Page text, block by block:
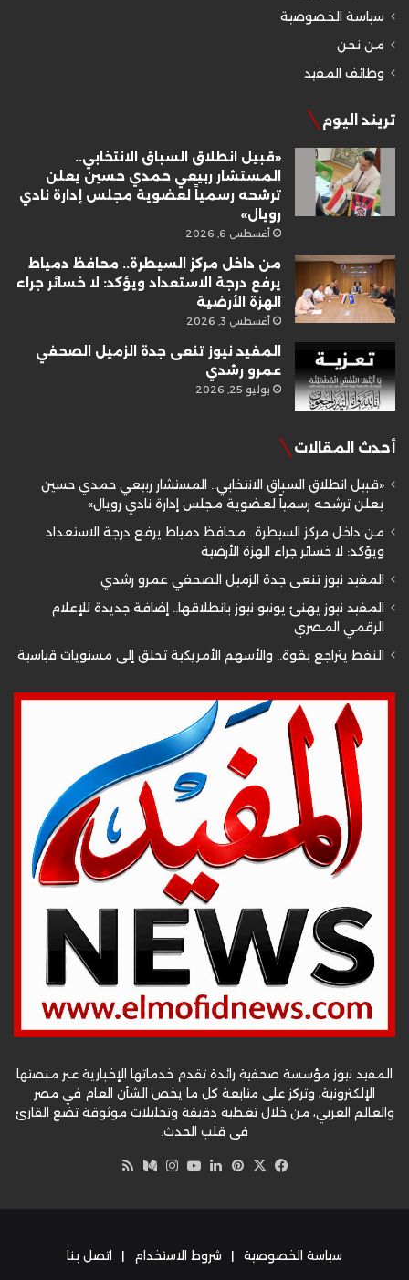
سياسة الخصوصية
من نحن
وظائف المفيد
تريند اليوم
«قبيل انطلاق السباق الانتخابي..
المستشار ربيعي حمدي حسين يعلن
ترشحه رسمياً لعضوية مجلس إدارة نادي
رويال»
أغسطس 6, 2026
من داخل مركز السيطرة.. محافظ دمياط
يرفع درجة الاستعداد ويؤكد: لا خسائر جراء
الهزة الأرضية
أغسطس 3, 2026
المفيد نيوز تنعى جدة الزميل الصحفي
عمرو رشدي
يوليو 25, 2026
أحدث المقالات
«قبيل انطلاق السباق الانتخابي.. المستشار ربيعي حمدي حسين
يعلن ترشحه رسمياً لعضوية مجلس إدارة نادي رويال»
من داخل مركز السيطرة.. محافظ دمياط يرفع درجة الاستعداد
ويؤكد: لا خسائر جراء الهزة الأرضية
المفيد نيوز تنعى جدة الزميل الصحفي عمرو رشدي
المفيد نيوز يهنئ يونيو نيوز بانطلاقها.. إضافة جديدة للإعلام
الرقمي المصري
النفط يتراجع بقوة.. والأسهم الأمريكية تحلق إلى مستويات قياسية
المفيد نيوز مؤسسة صحفية رائدة تقدم خدماتها الإخبارية عبر منصتها
الإلكترونية، وتركز على متابعة كل ما يخص الشأن العام في مصر
والعالم العربي، من خلال تغطية دقيقة وتحليلات موثوقة تضع القارئ
في قلب الحدث.
فيسبوك
‫X بينتيريست
لينكدإن‫YouTube
انستقرام
وسط
سياسة الخصوصية | شروط الاستخدام | اتصل بنا